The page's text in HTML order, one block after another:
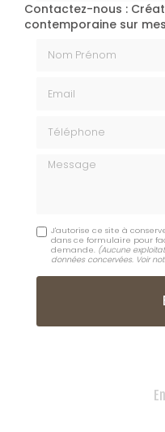
Contactez-nous :
contemporaine sur
Message
J'autorise ce site à
dans ce formulaire pour
demande. (Aucune
données concervées. Voir